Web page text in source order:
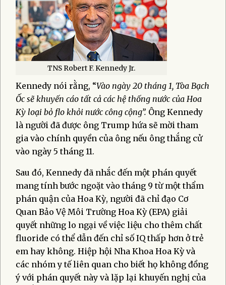
TNS Robert F. Kennedy Jr.
Kennedy nói rằng, “Vào ngày 20 tháng 1, Tòa Bạch
Ốc sẽ khuyến cáo tất cả các hệ thống nước của Hoa
Kỳ loại bỏ flo khỏi nước công cộng”. Ông Kennedy
là người đã được ông Trump hứa sẽ mời tham
gia vào chính quyền của ông nếu ông thắng cử
vào ngày 5 tháng 11.
Sau đó, Kennedy đã nhắc đến một phán quyết
mang tính bước ngoặt vào tháng 9 từ một thẩm
phán quận của Hoa Kỳ, người đã chỉ đạo Cơ
Quan Bảo Vệ Môi Trường Hoa Kỳ (EPA) giải
quyết những lo ngại về việc liệu cho thêm chất
fluoride có thể dẫn đến chỉ số IQ thấp hơn ở trẻ
em hay không. Hiệp hội Nha Khoa Hoa Kỳ và
các nhóm y tế liên quan cho biết họ không đồng
ý với phán quyết này và lặp lại khuyến nghị của